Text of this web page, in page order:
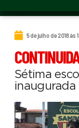
5 de julho de 2018 às
Sétima